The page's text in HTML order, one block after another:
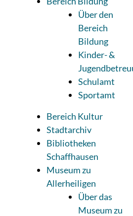
Über den
Bereich
Bildung
Kinder- &
Schulamt
Sportamt
Bereich Kultur
Stadtarchiv
Bibliotheken
Schaffhausen
Museum zu
Allerheiligen
Über das
Museum zu